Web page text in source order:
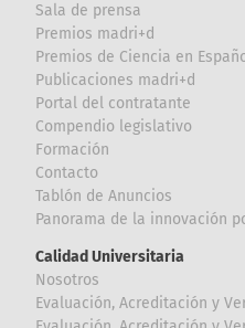
Sala de prensa
Premios madri+d
Premios de Ciencia en
Publicaciones madri+d
Portal del contratante
Compendio legislativo
Formación
Contacto
Tablón de Anuncios
Panorama de la innovación
Calidad Universitaria
Nosotros
Evaluación, Acreditación y